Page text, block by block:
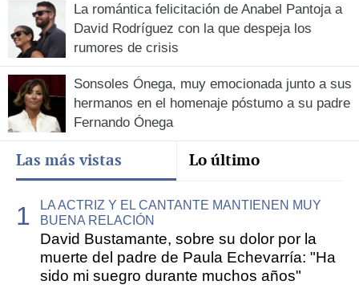
La romántica felicitación de Anabel Pantoja a
David Rodríguez con la que despeja los
rumores de crisis
Sonsoles Ónega, muy emocionada junto a sus
hermanos en el homenaje póstumo a su padre
Fernando Ónega
Las más vistas Lo último
LA ACTRIZ Y EL CANTANTE MANTIENEN MUY
BUENA RELACIÓN
David Bustamante, sobre su dolor por la
muerte del padre de Paula Echevarría: "Ha
sido mi suegro durante muchos años"